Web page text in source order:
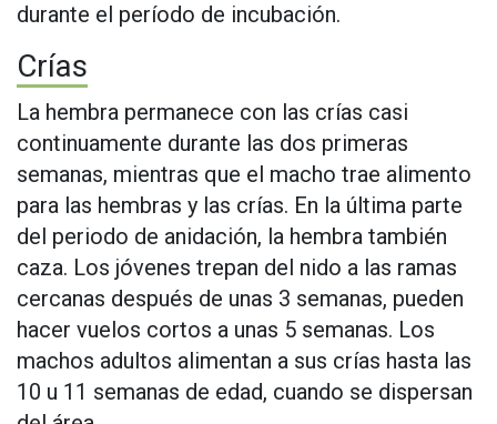
durante el período de incubación.
Crías
La hembra permanece con las crías casi
continuamente durante las dos primeras
semanas, mientras que el macho trae alimento
para las hembras y las crías. En la última parte
del periodo de anidación, la hembra también
caza. Los jóvenes trepan del nido a las ramas
cercanas después de unas 3 semanas, pueden
hacer vuelos cortos a unas 5 semanas. Los
machos adultos alimentan a sus crías hasta las
10 u 11 semanas de edad, cuando se dispersan